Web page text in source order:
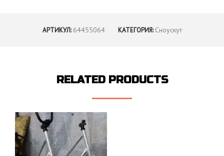
АРТИКУЛ:64455064 КАТЕГОРИЯ:Сноускут
RELATED PRODUCTS